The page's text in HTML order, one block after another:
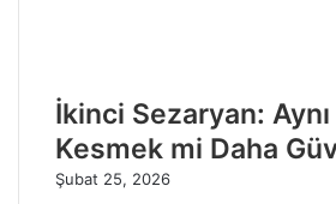
İkinci Sezaryan:
Kesmek mi Daha
Şubat 25, 2026